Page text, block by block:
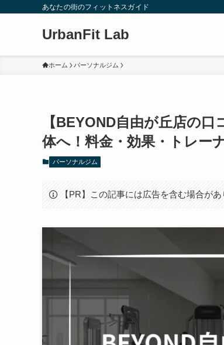
あなたの街のフィットネスガイド
UrbanFit Lab
ホーム パーソナルジム
【BEYOND自由が丘店の
体へ！料金・効果・トレー
パーソナルジム
【PR】この記事には広告を含む場合があ